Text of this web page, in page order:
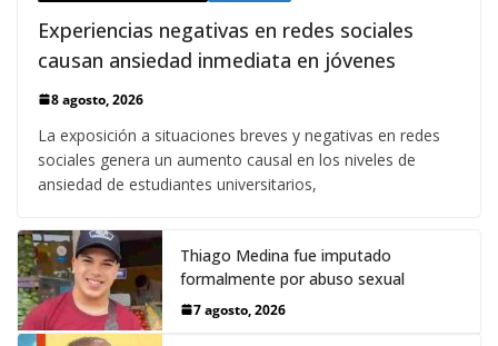
Experiencias negativas en redes sociales
causan ansiedad inmediata en jóvenes
8 agosto, 2026
La exposición a situaciones breves y negativas en redes
sociales genera un aumento causal en los niveles de
ansiedad de estudiantes universitarios,
Thiago Medina fue imputado
formalmente por abuso sexual
7 agosto, 2026